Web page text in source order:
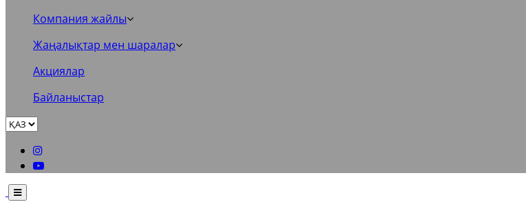
Компания жайлы
Жаңалықтар мен шаралар
Акциялар
Байланыстар